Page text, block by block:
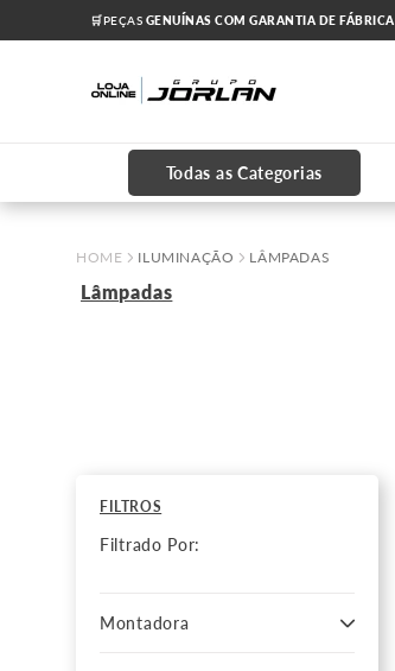
🛒PEÇAS GENUÍNAS COM GARANTIA DE FÁBRICA
1
chevrolet
2º
onix
10
Todas as Categorias
ILUMINAÇÃO LÂMPADAS
Lâmpadas
FILTROS
Filtrado Por:
Montadora